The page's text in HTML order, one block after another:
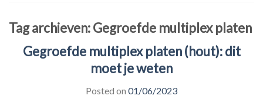
Tag archieven:Gegroefde multiplex platen
Gegroefde multiplex platen (hout): dit
moet je weten
Posted on 01/06/2023